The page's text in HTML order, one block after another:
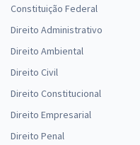
Constituição Federal
Direito Administrativo
Direito Ambiental
Direito Civil
Direito Constitucional
Direito Empresarial
Direito Penal